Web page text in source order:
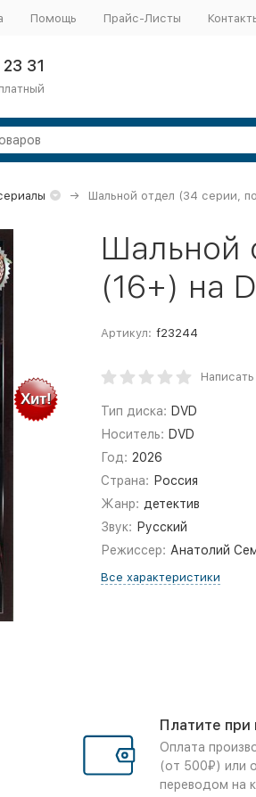
Помощь Прайс-Листы
31
Шальной отдел (34 серии,
Хит!
Шальной
(16+) на
Артикул: f23244
Тип диска: DVD
Носитель: DVD
Год: 2026
Страна: Россия
Жанр: детектив
Звук: Русский
Режиссер: Анатолий
Все характеристики
Платите при
Оплата
(от 500₽) или
переводом на